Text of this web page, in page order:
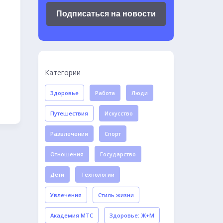
Подписаться на новости
Категории
Здоровье Работа Люди
Путешествия Искусство
Развлечения Спорт
Отношения Государство
Дети Технологии
Увлечения Стиль жизни
Академия МТС Здоровье: Ж+М